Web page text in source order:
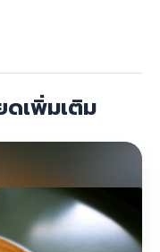
ดเพิ่มเติม